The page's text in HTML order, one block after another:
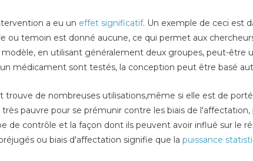
a eu un effet significatif. Un exemple de ceci est
ou temoin est donné aucune, ce qui permet aux
en utilisant généralement deux groupes, peut-être
médicament sont testés, la conception peut être basé
de nombreuses utilisations,même si elle est de
très pauvre pour se prémunir contre les biais de l'affectation,
de contrôle et la façon dont ils peuvent avoir influé sur le
ou biais d'affectation signifie que la puissance